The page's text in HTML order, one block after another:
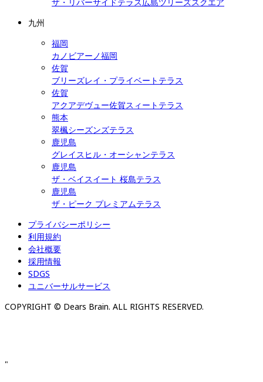
九州
福岡
カノビアーノ福岡
佐賀
ブリーズレイ・プライベートテラス
佐賀
アクアデヴュー佐賀スィートテラス
熊本
翠楓シーズンズテラス
鹿児島
グレイスヒル・オーシャンテラス
鹿児島
ザ・ベイスイート 桜島テラス
鹿児島
ザ・ピーク プレミアムテラス
プライバシーポリシー
利用規約
会社概要
採用情報
SDGS
ユニバーサルサービス
COPYRIGHT © Dears Brain. ALL RIGHTS RESERVED.